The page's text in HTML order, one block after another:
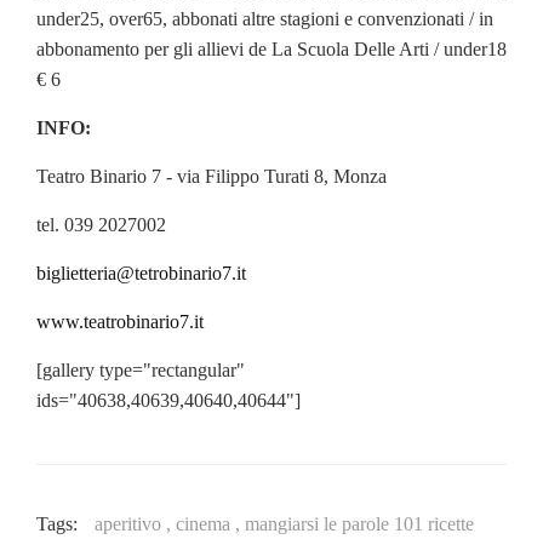
under25, over65, abbonati altre stagioni e convenzionati / in
abbonamento per gli allievi de La Scuola Delle Arti / under18
€ 6
INFO:
Teatro Binario 7 - via Filippo Turati 8, Monza
tel. 039 2027002
biglietteria@tetrobinario7.it
www.teatrobinario7.it
[gallery type="rectangular"
ids="40638,40639,40640,40644"]
Tags: aperitivo , cinema , mangiarsi le parole 101 ricette